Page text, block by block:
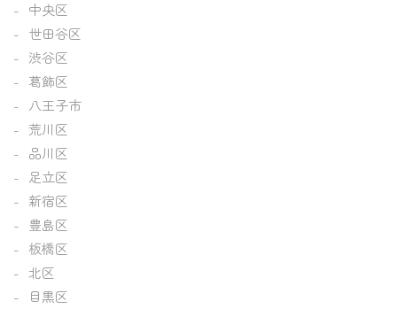
中央区
世田谷区
渋谷区
葛飾区
八王子市
荒川区
品川区
足立区
新宿区
豊島区
板橋区
北区
目黒区